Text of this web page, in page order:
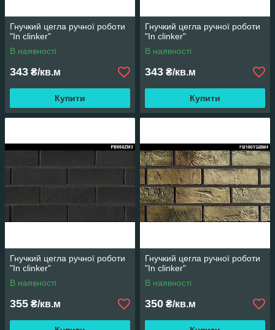
Гнучкий цегла ручної роботи
"In clinker"
В наявності
343 ₴/кв.м
Купити
Гнучкий цегла ручної роботи
"In clinker"
В наявності
343 ₴/кв.м
Купити
Гнучкий цегла ручної роботи
"In clinker"
В наявності
355 ₴/кв.м
Гнучкий цегла ручної роботи
"In clinker"
В наявності
350 ₴/кв.м